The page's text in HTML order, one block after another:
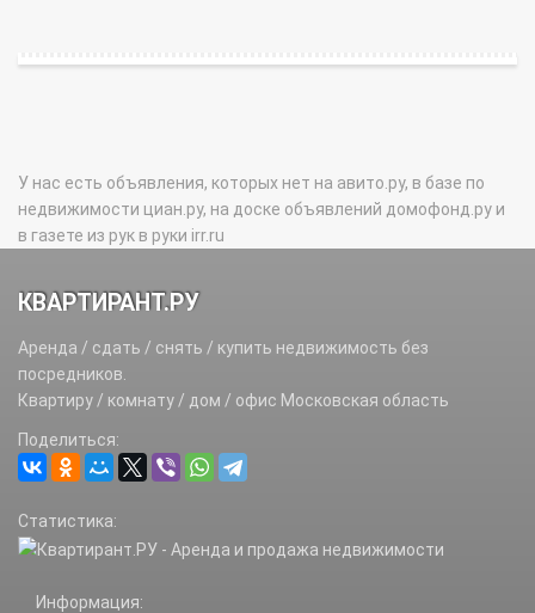
У нас есть объявления, которых нет на авито.ру, в базе по
недвижимости циан.ру, на доске объявлений домофонд.ру и
в газете из рук в руки irr.ru
КВАРТИРАНТ.РУ
Аренда / сдать / снять / купить недвижимость без
посредников.
Квартиру / комнату / дом / офис Московская область
Поделиться:
Статистика:
Информация: